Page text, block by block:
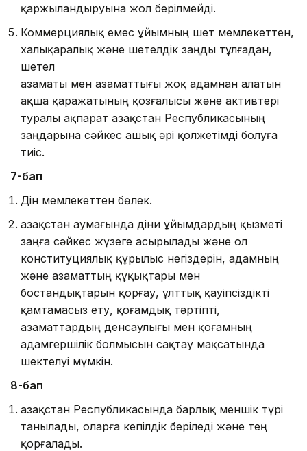
қаржыландыруына жол берілмейді.
Коммерциялық емес ұйымның шет мемлекеттен,
халықаралық және шетелдік заңды тұлғадан,
шетел
азаматы мен азаматтығы жоқ адамнан алатын
ақша қаражатының қоз­ғалысы және активтері
туралы ақпарат Қазақстан Респуб­ликасының
заңдарына сәйкес ашық әрі қолжетімді болуға
тиіс.
7-бап
Дін мемлекеттен бөлек.
Қазақстан аумағында діни ұйымдардың қызметі
заңға сәйкес жүзеге асырылады және ол
конституциялық құрылыс негіздерін, адамның
және азаматтың құқықтары мен
бостандықтарын қорғау, ұлттық қауіпсіздікті
қамтамасыз ету, қоғамдық тәртіпті,
азаматтардың денсаулығы мен қоғамның
адамгершілік болмысын сақтау мақсатында
шектелуі мүмкін.
8-бап
Қазақстан Республикасында барлық меншік түрі
танылады, оларға кепілдік беріледі және тең
қорғалады.